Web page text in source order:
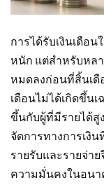
การได้รับเงินเดือ
หนัก แต่สำหรับหล
หมดลงก่อนที่สิ้นเดื
เดือนไม่ได้เกิดขึ้น
ขึ้นกับผู้ที่มีรายได้สู
จัดการทางการเงิ
รายรับและรายจ่า
ความมั่นคงในอนา